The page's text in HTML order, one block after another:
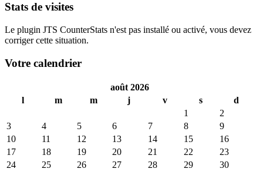
Stats de visites
Le plugin JTS CounterStats n'est pas installé ou activé, vous devez
corriger cette situation.
Votre calendrier
août 2026
l
m m j v s
d
1
2
3
4 5 6 7 8
9
10
11 12 13 14 15
16
17
18 19 20 21 22
23
24
25 26 27 28 29
30